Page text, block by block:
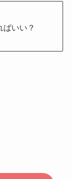
ばいい？